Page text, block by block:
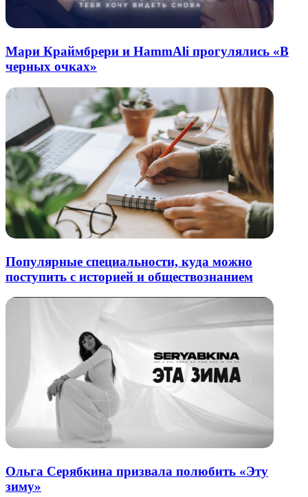
Мари Краймбрери и HammAli прогулялись «В
черных очках»
Популярные специальности, куда можно
поступить с историей и обществознанием
Ольга Серябкина призвала полюбить «Эту
зиму»